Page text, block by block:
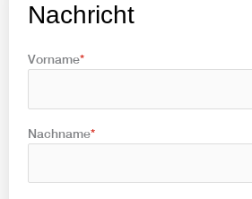
Nachricht
Vorname*
Nachname*